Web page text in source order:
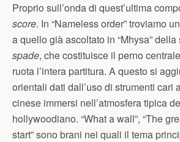
Proprio sull’onda di quest’ultima
score. In “Nameless order” troviamo
a quello già ascoltato in “Mhysa” della
spade, che costituisce il perno
ruota l’intera partitura. A questo si
orientali dati dall’uso di strumenti cari
cinese immersi nell’atmosfera tipica
hollywoodiano. “What a wall”, “The
start” sono brani nei quali il tema